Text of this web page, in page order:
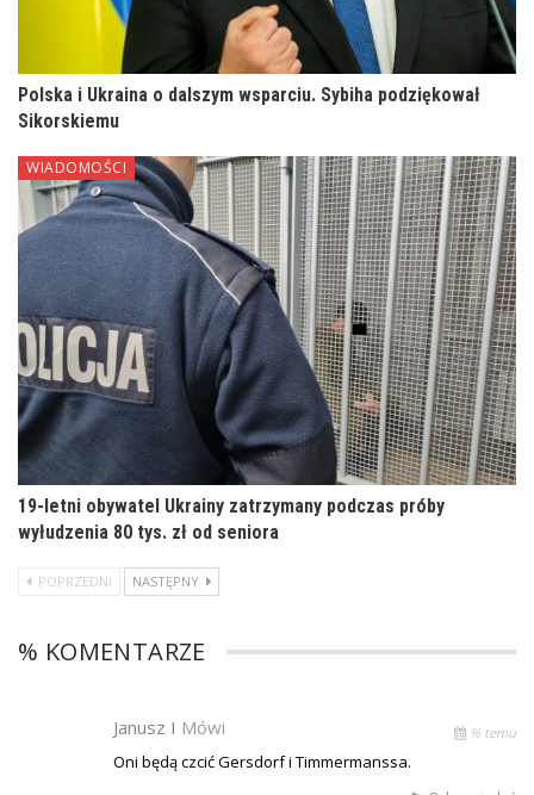
Polska i Ukraina o dalszym wsparciu. Sybiha podziękował
Sikorskiemu
WIADOMOŚCI
19-letni obywatel Ukrainy zatrzymany podczas próby
wyłudzenia 80 tys. zł od seniora
POPRZEDNI NASTĘPNY
% KOMENTARZE
Janusz I Mówi % temu
Oni będą czcić Gersdorf i Timmermanssa.